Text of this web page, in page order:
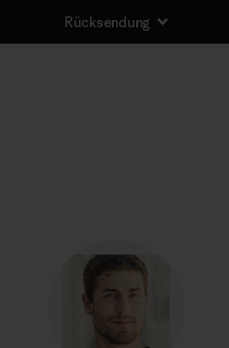
Rücksendung